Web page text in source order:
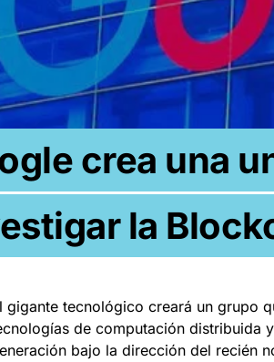
crea una
la
gigante tecnológico creará un grupo
de computación distribuida
bajo la dirección del recién